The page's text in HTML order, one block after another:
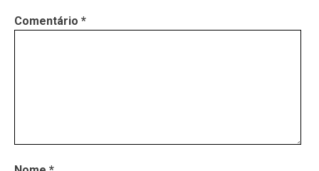
Comentário *